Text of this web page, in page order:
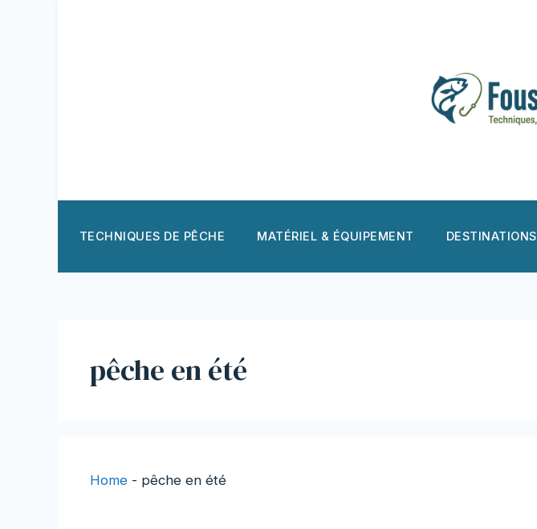
TECHNIQUES DE PÊCHE MATÉRIEL & ÉQUIPEMENT DESTINATIONS
pêche en été
Home - pêche en été